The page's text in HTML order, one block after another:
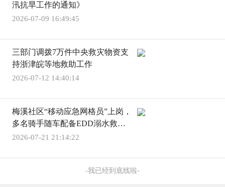
汛抗旱工作的通知》
2026-07-09 16:49:45
三部门调拨7万件中央救灾物资支
持浙津皖等地救助工作
2026-07-12 14:40:14
梅溪社区“移动应急网格员”上岗，
多名骑手随车配备EDD溺水救援
装备
2026-07-21 21:14:22
-我已经到底线啦-